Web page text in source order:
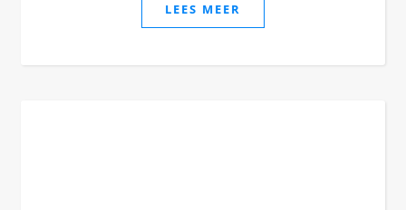
LEES MEER